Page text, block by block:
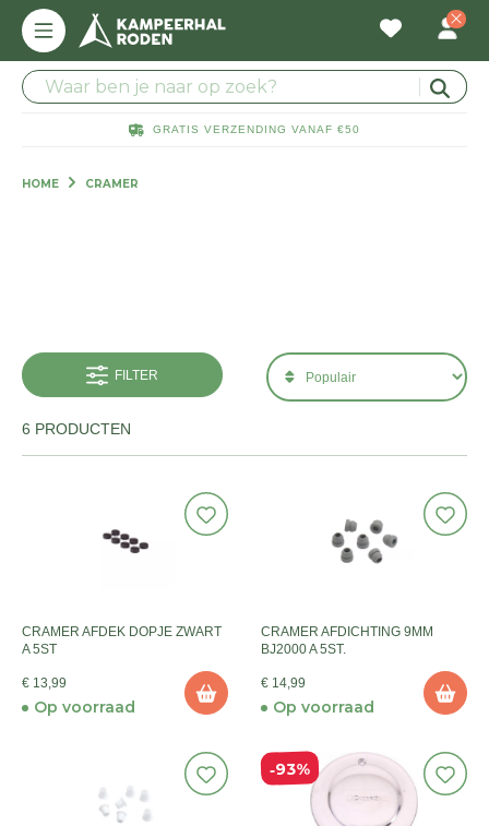
GRATIS VERZENDING VANAF €50
HOME CRAMER
FILTER
6 PRODUCTEN
CRAMER AFDEK DOPJE ZWART
A 5ST
€ 13,99
Op voorraad
CRAMER AFDICHTING 9MM
BJ2000 A 5ST.
€ 14,99
Op voorraad
93%